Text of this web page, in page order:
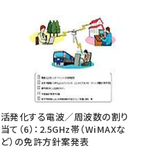
活発化する電波／周波数の割り
当て（6）：2.5GHz帯（WiMAXな
ど）の免許方針案発表